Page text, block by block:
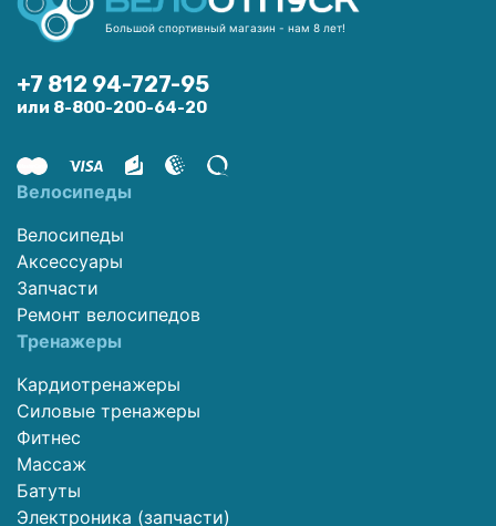
Большой спортивный магазин - нам 8 лет!
+7 812 94-727-95
или 8-800-200-64-20
Велосипеды
Велосипеды
Аксессуары
Запчасти
Ремонт велосипедов
Тренажеры
Кардиотренажеры
Силовые тренажеры
Фитнес
Массаж
Батуты
Электроника (запчасти)